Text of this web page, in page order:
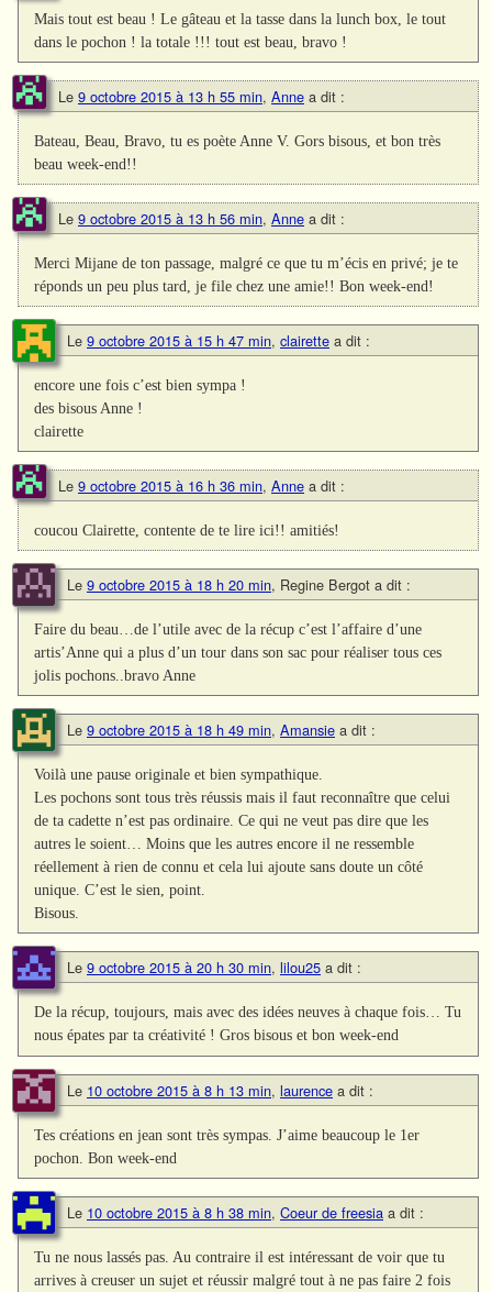
Mais tout est beau ! Le gâteau et la tasse dans la lunch box, le tout
dans le pochon ! la totale !!! tout est beau, bravo !
Le 9 octobre 2015 à 13 h 55 min, Anne a dit :
Bateau, Beau, Bravo, tu es poète Anne V. Gors bisous, et bon très
beau week-end!!
Le 9 octobre 2015 à 13 h 56 min, Anne a dit :
Merci Mijane de ton passage, malgré ce que tu m’écis en privé; je te
réponds un peu plus tard, je file chez une amie!! Bon week-end!
Le 9 octobre 2015 à 15 h 47 min, clairette a dit :
encore une fois c’est bien sympa !
des bisous Anne !
clairette
Le 9 octobre 2015 à 16 h 36 min, Anne a dit :
coucou Clairette, contente de te lire ici!! amitiés!
Le 9 octobre 2015 à 18 h 20 min, Regine Bergot a dit :
Faire du beau…de l’utile avec de la récup c’est l’affaire d’une
artis’Anne qui a plus d’un tour dans son sac pour réaliser tous ces
jolis pochons..bravo Anne
Le 9 octobre 2015 à 18 h 49 min, Amansie a dit :
Voilà une pause originale et bien sympathique.
Les pochons sont tous très réussis mais il faut reconnaître que celui
de ta cadette n’est pas ordinaire. Ce qui ne veut pas dire que les
autres le soient… Moins que les autres encore il ne ressemble
réellement à rien de connu et cela lui ajoute sans doute un côté
unique. C’est le sien, point.
Bisous.
Le 9 octobre 2015 à 20 h 30 min, lilou25 a dit :
De la récup, toujours, mais avec des idées neuves à chaque fois… Tu
nous épates par ta créativité ! Gros bisous et bon week-end
Le 10 octobre 2015 à 8 h 13 min, laurence a dit :
Tes créations en jean sont très sympas. J’aime beaucoup le 1er
pochon. Bon week-end
Le 10 octobre 2015 à 8 h 38 min, Coeur de freesia a dit :
Tu ne nous lassés pas. Au contraire il est intéressant de voir que tu
arrives à creuser un sujet et réussir malgré tout à ne pas faire 2 fois